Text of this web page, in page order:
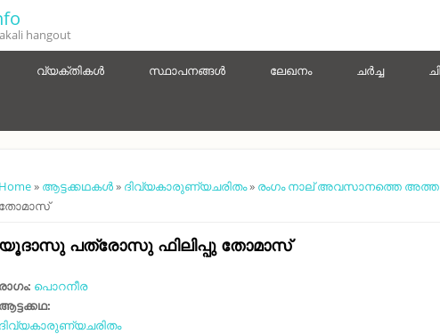
hangout
വ്യക്തികൾ സ്ഥാപനങ്ങൾ ലേഖനം ചർച്ച
You are here
Home» ആട്ടക്കഥകൾ» ദിവ്യകാരുണ്യചരിതം» രംഗം നാല് അവസാനത്തെ
തോമാസ്‌
യൂദാസു പത്രോസു ഫിലിപ്പു തോമാസ്‌
രാഗം: പൊറനീര
ആട്ടക്കഥ:
ദിവ്യകാരുണ്യചരിതം